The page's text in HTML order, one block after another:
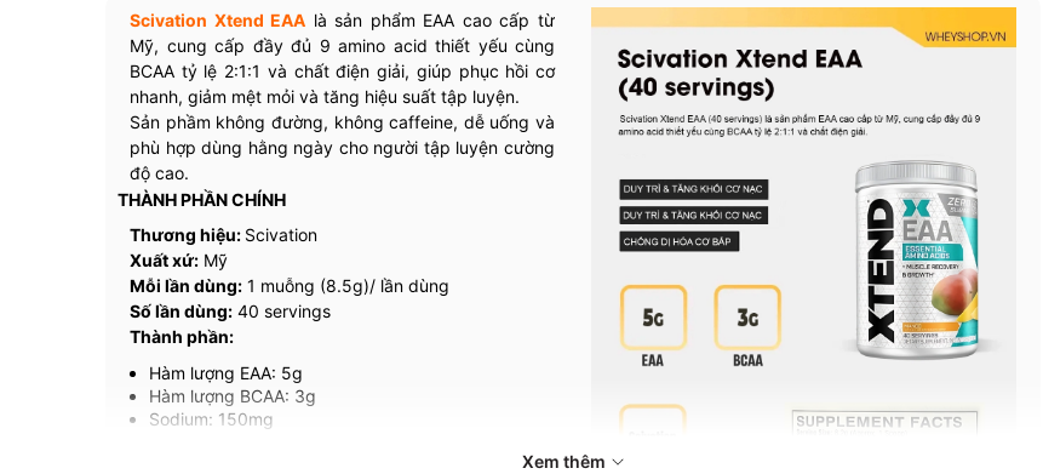
Scivation Xtend EAA là sản phẩm EAA cao cấp từ
Mỹ, cung cấp đầy đủ 9 amino acid thiết yếu cùng
BCAA tỷ lệ 2:1:1 và chất điện giải, giúp phục hồi cơ
nhanh, giảm mệt mỏi và tăng hiệu suất tập luyện.
Sản phầm không đường, không caffeine, dễ uống và
phù hợp dùng hằng ngày cho người tập luyện cường
độ cao.
THÀNH PHẦN CHÍNH
Thương hiệu: Scivation
Xuất xứ: Mỹ
Mỗi lần dùng: 1 muỗng (8.5g)/ lần dùng
Số lần dùng: 40 servings
Thành phần:
Hàm lượng EAA: 5g
Hàm lượng BCAA: 3g
Sodium: 150mg
Xem thêm